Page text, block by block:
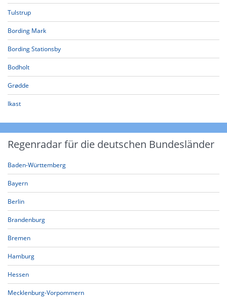
Tulstrup
Bording Mark
Bording Stationsby
Bodholt
Grødde
Ikast
Regenradar für die deutschen Bundesländer
Baden-Württemberg
Bayern
Berlin
Brandenburg
Bremen
Hamburg
Hessen
Mecklenburg-Vorpommern